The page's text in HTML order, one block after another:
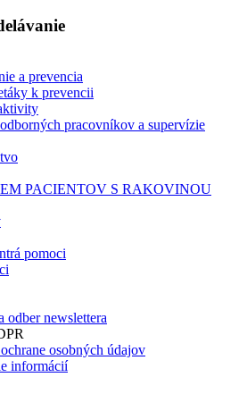
a prevencia
k prevencii
pracovníkov a supervízie
PACIENTOV S RAKOVINOU
pomoci
odber newslettera
osobných údajov
informácií